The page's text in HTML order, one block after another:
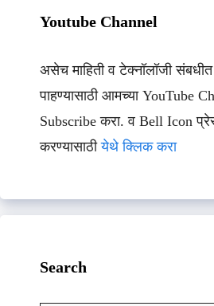
Youtube Channel
असेच माहिती व टेक्नॉलॉजी
पाहण्यासाठी आमच्या YouTube
Subscribe करा. व Bell Icon
करण्यासाठीयेथे क्लिक करा
Search